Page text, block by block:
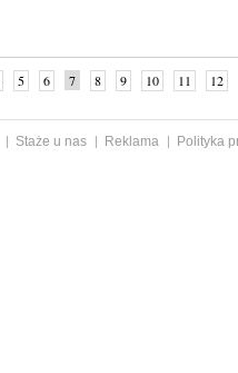
5 6 7 8 9 10 11 12
Staże u nas Reklama
Polityka